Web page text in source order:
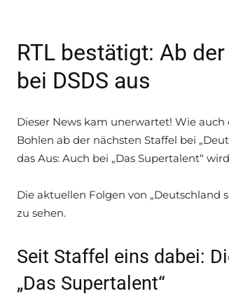
RTL bestätigt: Ab
bei DSDS aus
Dieser News kam unerwartet! Wie
Bohlen ab der nächsten Staffel bei
das Aus: Auch bei „Das Supertalent“
Die aktuellen Folgen von „Deutschland
zu sehen.
Seit Staffel eins dabei:
„Das Supertalent“